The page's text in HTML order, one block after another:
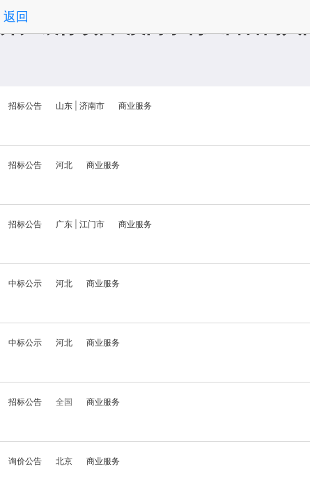
开户银行项目-澳门永利皇宫官网入口
返回
招标公告 山东 济南市 商业服务
招标公告 河北 商业服务
招标公告 广东 江门市 商业服务
中标公示 河北 商业服务
中标公示 河北 商业服务
招标公告 全国 商业服务
询价公告 北京 商业服务